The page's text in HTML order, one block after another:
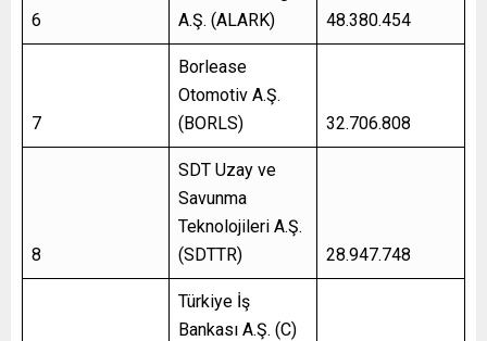
6
A.Ş. (ALARK)
48.380.454
7
Borlease
Otomotiv A.Ş.
(BORLS)
32.706.808
8
SDT Uzay ve
Savunma
Teknolojileri A.Ş.
(SDTTR)
28.947.748
Türkiye İş
Bankası A.Ş. (C)